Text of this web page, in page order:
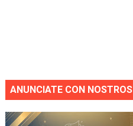
ANUNCIATE CON NOSTROS